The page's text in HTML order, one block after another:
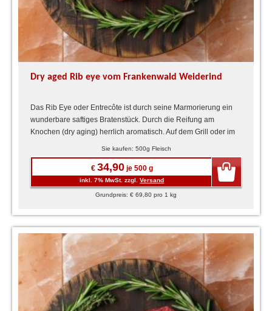
Dry aged Rib eye vom Frankenwald Weiderind
Das Rib Eye oder Entrecôte ist durch seine Marmorierung ein
wunderbare saftiges Bratenstück. Durch die Reifung am
Knochen (dry aging) herrlich aromatisch. Auf dem Grill oder im
Sie kaufen: 500g Fleisch
€ 34,90je 500 g
inkl. 7% MwSt. zzgl. Versand
Grundpreis: € 69,80 pro 1 kg